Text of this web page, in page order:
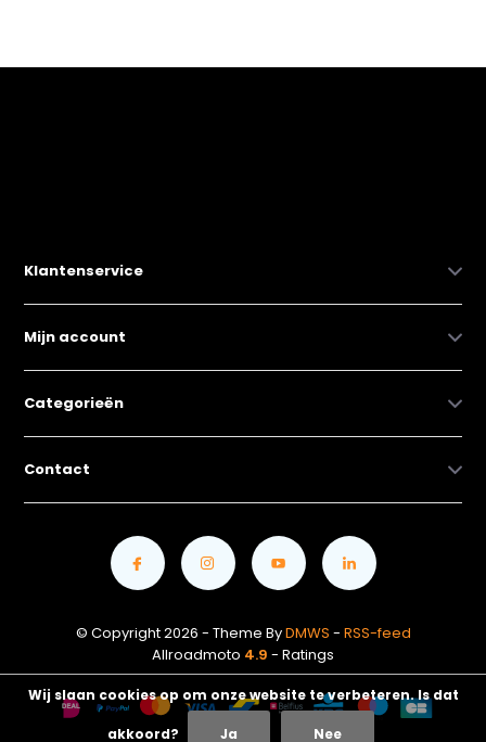
Klantenservice
Mijn account
Categorieën
Contact
© Copyright 2026 - Theme ByDMWS - RSS-feed
Allroadmoto 4.9 - Ratings
Wij slaan cookies op om onze website te verbeteren. Is dat
akkoord? Ja Nee